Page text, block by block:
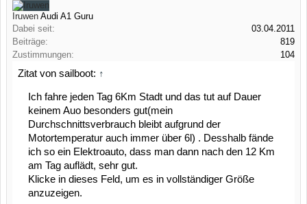
Iruwen Audi A1 Guru
Dabei seit:
03.04.2011
Beiträge:
819
Zustimmungen:
104
Zitat von sailboot: ↑
Ich fahre jeden Tag 6Km Stadt und das tut auf Dauer
keinem Auo besonders gut(mein
Durchschnittsverbrauch bleibt aufgrund der
Motortemperatur auch immer über 6l) . Desshalb fände
ich so ein Elektroauto, dass man dann nach den 12 Km
am Tag auflädt, sehr gut.
Klicke in dieses Feld, um es in vollständiger Größe
anzuzeigen.